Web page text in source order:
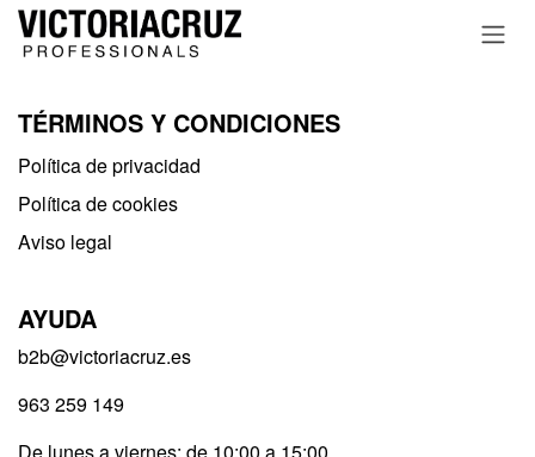
Ir al contenido
TÉRMINOS Y CONDICIONES
Política de privacidad​
Política de cookies
Aviso legal
AYUDA
b2b@victoriacruz.es
963 259 149
De lunes a viernes: de 10:00 a 15:00